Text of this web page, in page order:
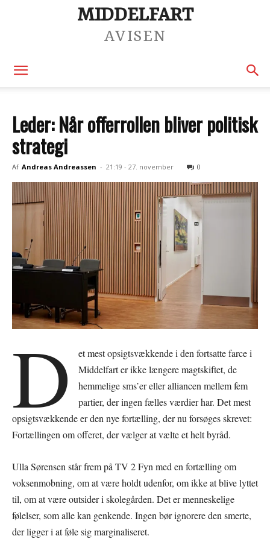
MIDDELFART
AVISEN
Leder: Når offerrollen bliver politisk
strategi
Af Andreas Andreassen - 21:19 - 27. november 0
D
et mest opsigtsvækkende i den fortsatte farce i
Middelfart er ikke længere magtskiftet, de
hemmelige sms’er eller alliancen mellem fem
partier, der ingen fælles værdier har. Det mest
opsigtsvækkende er den nye fortælling, der nu forsøges skrevet:
Fortællingen om offeret, der vælger at vælte et helt byråd.
Ulla Sørensen står frem på TV 2 Fyn med en fortælling om
voksenmobning, om at være holdt udenfor, om ikke at blive lyttet
til, om at være outsider i skolegården. Det er menneskelige
følelser, som alle kan genkende. Ingen bør ignorere den smerte,
der ligger i at føle sig marginaliseret.